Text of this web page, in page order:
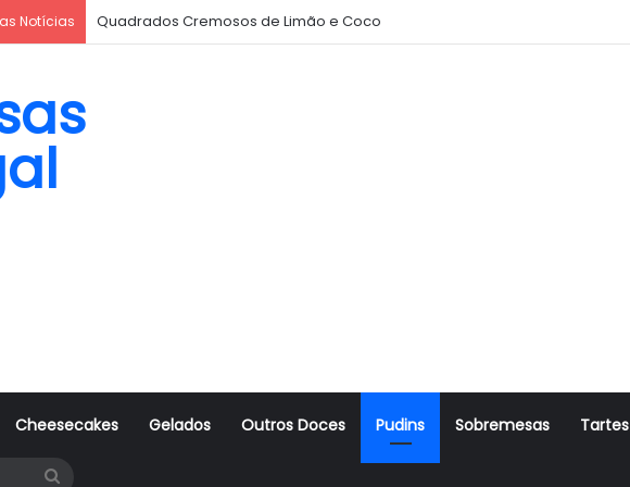
Notícias Quadrados Cremosos de Limão e Coco
Cheesecakes Gelados Outros Doces Pudins Sobremesas Tartes